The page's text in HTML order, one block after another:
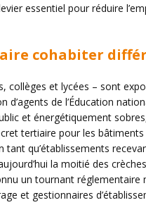
essentiel pour réduire
cohabiter
et lycées – sont
d’agents de l’Éducation
et énergétiquement
tertiaire pour les bâtiments
qu’établissements
la moitié des
un tournant
et gestionnaires